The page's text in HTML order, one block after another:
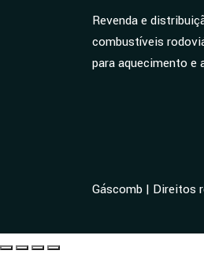
Revenda e
combustíveis
para aquecimento e
Gáscomb | Direitos